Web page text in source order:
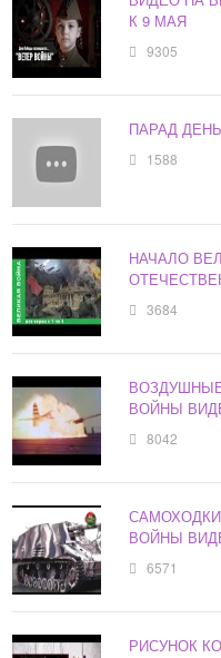
К 9 МАЯ
9305
ПАРАД
1588
НАЧАЛО
3684
ВОЙНЫ
8042
ВОЙНЫ
6571
РИСУНОК